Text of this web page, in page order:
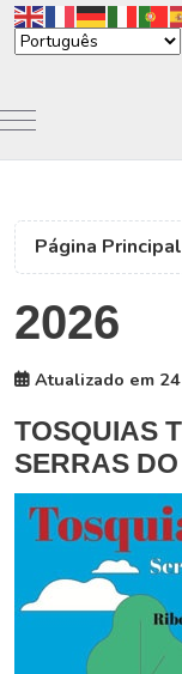
Mobile Menu Toggle
Página Principal
2026
Atualizado em
TOSQUIAS
SERRAS